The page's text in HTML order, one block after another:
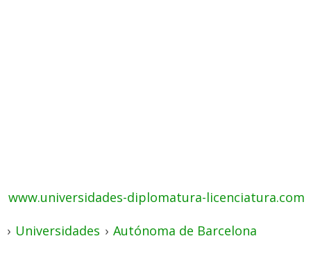
www.universidades-diplomatura-licenciatura.com
› Universidades › Autónoma de Barcelona